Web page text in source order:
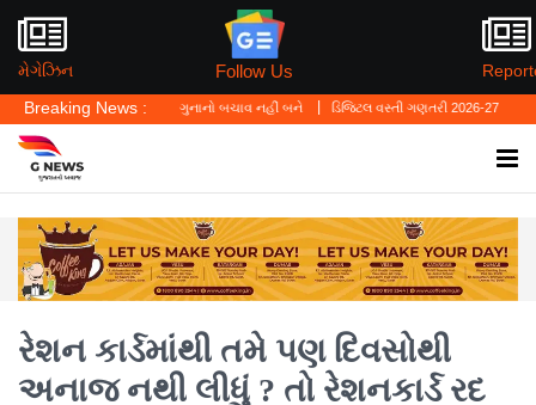
મેગેઝિન Follow Us
Breaking News :
લો' ગુનાનો બચાવ નહીં બને ડિજિટલ વસ્તી ગણતરી 2026-27નો પ્રારંભ, ઘર બેઠા
રેશન કાર્ડમાંથી તમે પણ દિવસોથી
અનાજ નથી લીધું ? તો રેશનકાર્ડ રદ